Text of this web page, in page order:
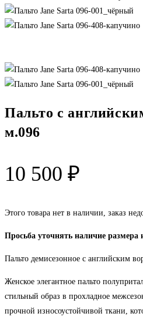
Пальто с
м.096
10 500 ₽
Этого товара нет в наличии, заказ
Просьба уточнять наличие размера
Пальто демисезонное с английским
Женское элегантное пальто
стильный образ в прохладное
прочной износоустойчивой ткани,